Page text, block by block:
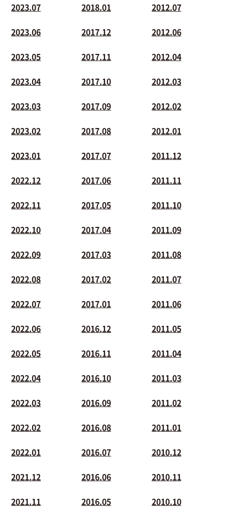
2023.07
2023.06
2023.05
2023.04
2023.03
2023.02
2023.01
2022.12
2022.11
2022.10
2022.09
2022.08
2022.07
2022.06
2022.05
2022.04
2022.03
2022.02
2022.01
2021.12
2021.11
2018.01
2017.12
2017.11
2017.10
2017.09
2017.08
2017.07
2017.06
2017.05
2017.04
2017.03
2017.02
2017.01
2016.12
2016.11
2016.10
2016.09
2016.08
2016.07
2016.06
2016.05
2012.07
2012.06
2012.04
2012.03
2012.02
2012.01
2011.12
2011.11
2011.10
2011.09
2011.08
2011.07
2011.06
2011.05
2011.04
2011.03
2011.02
2011.01
2010.12
2010.11
2010.10